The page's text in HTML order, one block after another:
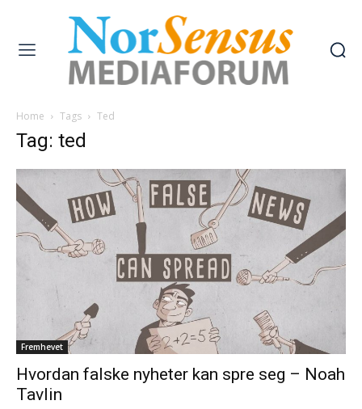
Home Tags Ted
Tag: ted
Fremhevet
Hvordan falske nyheter kan spre seg – Noah
Tavlin